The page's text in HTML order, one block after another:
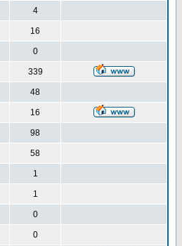
4
16
0
339
48
16
98
58
1
1
0
0